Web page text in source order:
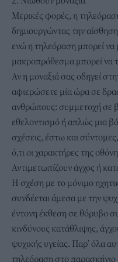
Μερικές φορές, η
δημιουργώντας την
ενώ η τηλεόραση μπορεί να
μακροπρόθεσμα μπορεί να
Αν η μοναξιά σας οδηγεί
αφιερώσετε μία ώρα σε
ανθρώπους: συμμετοχή σε
εθελοντισμό ή απλώς μια
σχέσεις, έστω και
ό,τι οι χαρακτήρες της
Αντιμετωπίζουν άγχος ή
Η σχέση με το μόνιμο
συνδέεται άμεσα με την
έντονη έκθεση σε θόρυβο
κινδύνους κατάθλιψης,
ψυχικής υγείας. Παρ’ όλα
τηλεόραση στο